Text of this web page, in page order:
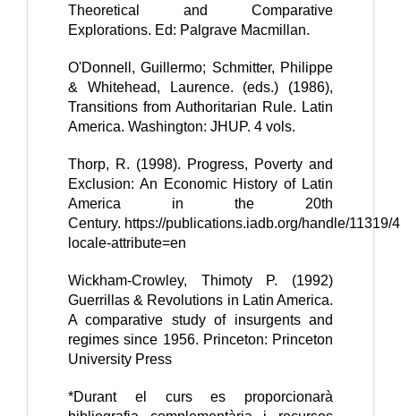
Theoretical and Comparative
Explorations. Ed: Palgrave Macmillan.
O'Donnell, Guillermo; Schmitter, Philippe
& Whitehead, Laurence. (eds.) (1986),
Transitions from Authoritarian Rule. Latin
America. Washington: JHUP. 4 vols.
Thorp, R. (1998). Progress, Poverty and
Exclusion: An Economic History of Latin
America in the 20th
Century. https://publications.iadb.org/handle/11319/
locale-attribute=en
Wickham-Crowley, Thimoty P. (1992)
Guerrillas & Revolutions in Latin America.
A comparative study of insurgents and
regimes since 1956. Princeton: Princeton
University Press
*Durant el curs es proporcionarà